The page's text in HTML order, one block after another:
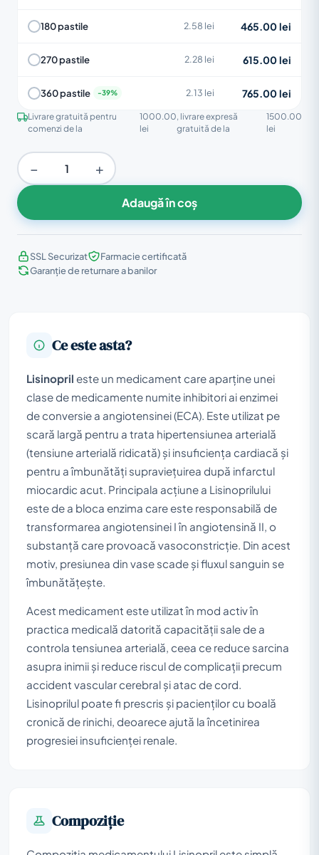
180 pastile 2.58 lei 465.00 lei
270 pastile 2.28 lei 615.00 lei
360 pastile 2.13 lei 765.00 lei
Livrare gratuită pentru
comenzi de la
1000.00
lei
, livrare expresă
gratuită de la
1500.00
lei
− +
Adaugă în coș
SSL Securizat
Farmacie certificată
Garanție de returnare a banilor
Ce este asta?
Lisinopril este un medicament care aparține unei
clase de medicamente numite inhibitori ai enzimei
de conversie a angiotensinei (ECA). Este utilizat pe
scară largă pentru a trata hipertensiunea arterială
(tensiune arterială ridicată) și insuficiența cardiacă și
pentru a îmbunătăți supraviețuirea după infarctul
miocardic acut. Principala acțiune a Lisinoprilului
este de a bloca enzima care este responsabilă de
transformarea angiotensinei I în angiotensină II, o
substanță care provoacă vasoconstricție. Din acest
motiv, presiunea din vase scade și fluxul sanguin se
îmbunătățește.
Acest medicament este utilizat în mod activ în
practica medicală datorită capacității sale de a
controla tensiunea arterială, ceea ce reduce sarcina
asupra inimii și reduce riscul de complicații precum
accident vascular cerebral și atac de cord.
Lisinoprilul poate fi prescris și pacienților cu boală
cronică de rinichi, deoarece ajută la încetinirea
progresiei insuficienței renale.
Compoziţie